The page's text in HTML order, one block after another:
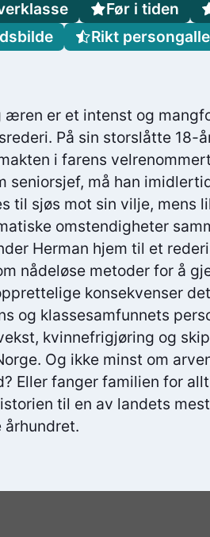
æren er et intenst og
På sin storslåtte 18-
i farens
seniorsjef, må han
til sjøs mot sin vilje, mens
omstendigheter
Herman hjem til et
nådeløse metoder for å
konsekvenser
og klassesamfunnets
kvinnefrigjøring og
Og ikke minst om
Eller fanger familien for
til en av landets
Før i tiden
Rikt